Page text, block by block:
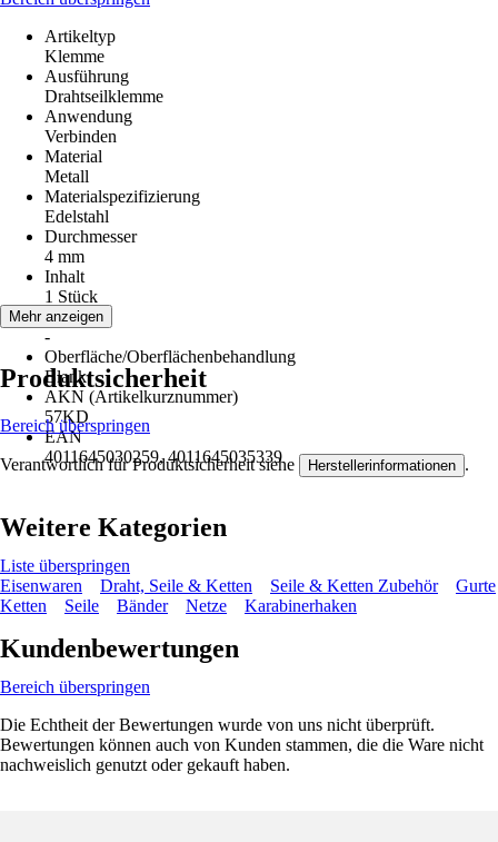
Artikeltyp
Klemme
Ausführung
Drahtseilklemme
Anwendung
Verbinden
Material
Metall
Materialspezifizierung
Edelstahl
Durchmesser
4 mm
Inhalt
1 Stück
Hinweis
-
Oberfläche/Oberflächenbehandlung
Blank
AKN (Artikelkurznummer)
57KD
EAN
4011645030259, 4011645035339
Mehr anzeigen
Produktsicherheit
Bereich überspringen
Verantwortlich für Produktsicherheit siehe Herstellerinformationen .
Weitere Kategorien
Liste überspringen
Eisenwaren
Draht, Seile & Ketten Seile & Ketten Zubehör
Gurte
Ketten
Seile Bänder Netze Karabinerhaken
Kundenbewertungen
Bereich überspringen
Die Echtheit der Bewertungen wurde von uns nicht überprüft.
Bewertungen können auch von Kunden stammen, die die Ware nicht
nachweislich genutzt oder gekauft haben.